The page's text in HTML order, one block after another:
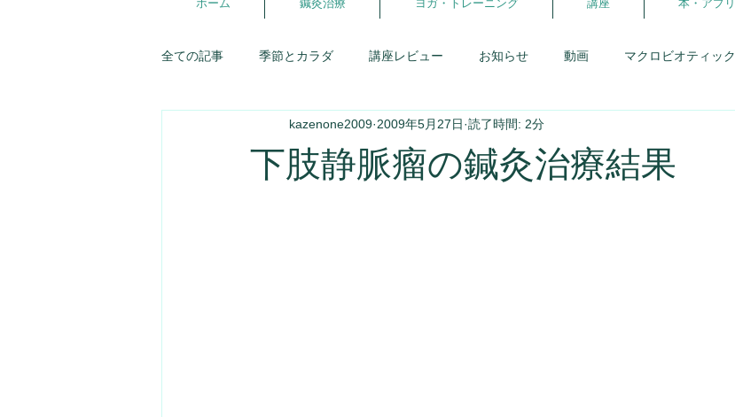
ホーム 鍼灸治療 ヨガ・トレーニング 講座 本・アプリ
全ての記事 季節とカラダ 講座レビュー お知らせ 動画 マクロビオティック
講座スケジュール 東洋医学 患者さんとの会話
下肢静脈瘤の鍼灸治療結果
kazenone2009 2009年5月27日 読了時間: 2分